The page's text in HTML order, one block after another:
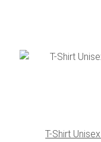
T-Shirt